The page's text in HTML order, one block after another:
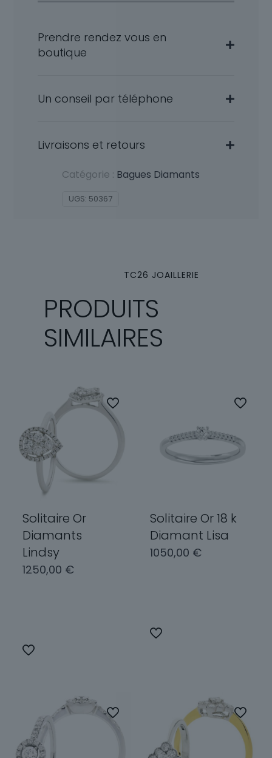
Prendre rendez vous en
boutique
Un conseil par téléphone
Livraisons et retours
Catégorie : Bagues Diamants
UGS: 50367
TC26 JOAILLERIE
PRODUITS
SIMILAIRES
Solitaire Or
Diamants
Lindsy
1250,00 €
Ce
variations.
options
peuvent
Solitaire Or 18 k
Diamant Lisa
1050,00 €
Ce
peuvent
être